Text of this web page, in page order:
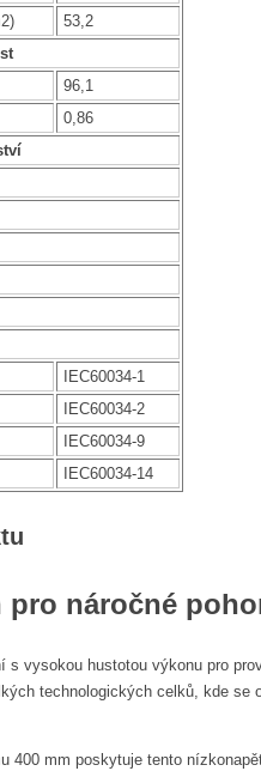
53,2
96,1
0,86
IEC60034-1
IEC60034-2
IEC60034-9
IEC60034-14
pro náročné
s vysokou hustotou výkonu pro
technologických celků, kde
400 mm poskytuje tento